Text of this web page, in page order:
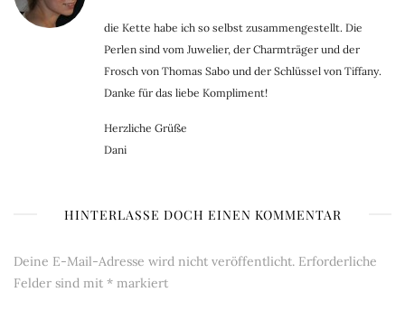
die Kette habe ich so selbst zusammengestellt. Die
Perlen sind vom Juwelier, der Charmträger und der
Frosch von Thomas Sabo und der Schlüssel von Tiffany.
Danke für das liebe Kompliment!
Herzliche Grüße
Dani
HINTERLASSE DOCH EINEN KOMMENTAR
Deine E-Mail-Adresse wird nicht veröffentlicht. Erforderliche
Felder sind mit * markiert